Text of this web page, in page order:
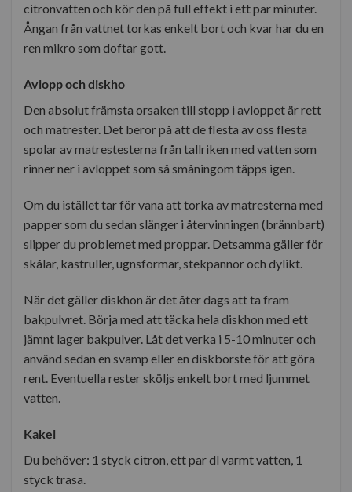
citronvatten och kör den på full effekt i ett par minuter.
Ångan från vattnet torkas enkelt bort och kvar har du en
ren mikro som doftar gott.
Avlopp och diskho
Den absolut främsta orsaken till stopp i avloppet är rett
och matrester. Det beror på att de flesta av oss flesta
spolar av matrestesterna från tallriken med vatten som
rinner ner i avloppet som så småningom täpps igen.
Om du istället tar för vana att torka av matresterna med
papper som du sedan slänger i återvinningen (brännbart)
slipper du problemet med proppar. Detsamma gäller för
skålar, kastruller, ugnsformar, stekpannor och dylikt.
När det gäller diskhon är det åter dags att ta fram
bakpulvret. Börja med att täcka hela diskhon med ett
jämnt lager bakpulver. Låt det verka i 5-10 minuter och
använd sedan en svamp eller en diskborste för att göra
rent. Eventuella rester sköljs enkelt bort med ljummet
vatten.
Kakel
Du behöver: 1 styck citron, ett par dl varmt vatten, 1
styck trasa.